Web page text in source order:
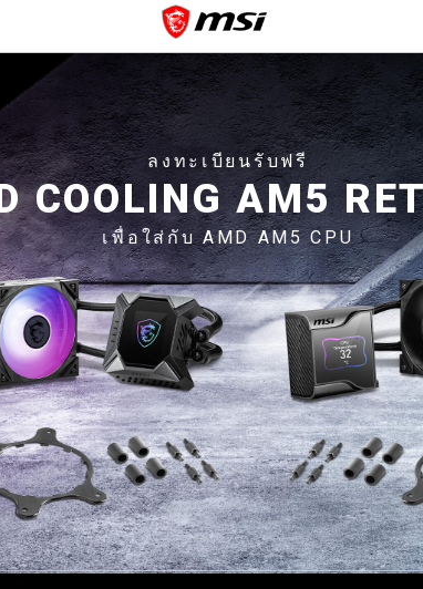
ลงทะเบียนรับฟรี
COOLING AM5
เพื่อใส่กับ AMD AM5 CPU